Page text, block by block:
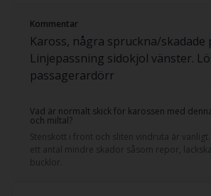
Kommentar
Kaross, några spruckna/skadade
Linjepassning sidokjol vänster.
passagerardörr
Vad är normalt skick för karossen med
och miltal?
Stenskott i front och sliten vindruta är
ett antal mindre skador såsom repor,
bucklor.